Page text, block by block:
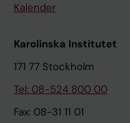
Kalender
Karolinska Institutet
171 77 Stockholm
Tel: 08-524 800 00
Fax: 08-31 11 01